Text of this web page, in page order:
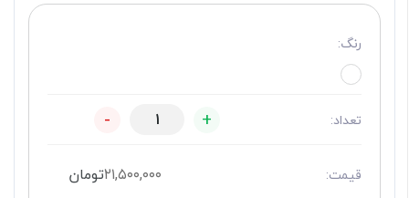
رنگ:
تعداد: +
-
قیمت: ۲۱,۵۰۰,۰۰۰تومان